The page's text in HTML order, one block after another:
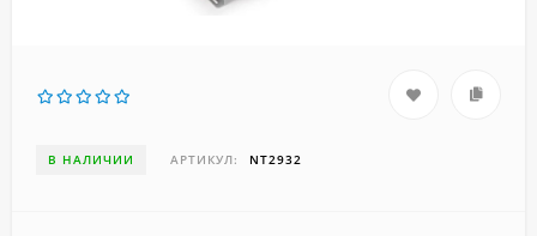
В НАЛИЧИИ АРТИКУЛ: NT2932